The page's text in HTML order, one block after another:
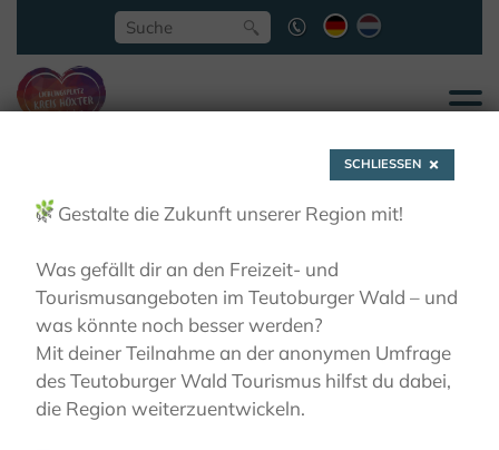
Superfood aus dem
Kulturland
SCHLIESSEN
🌿 Gestalte die Zukunft unserer Region mit!
Was gefällt dir an den Freizeit- und
Tourismusangeboten im Teutoburger Wald – und
was könnte noch besser werden?
Mit deiner Teilnahme an der anonymen Umfrage
des Teutoburger Wald Tourismus hilfst du dabei,
die Region weiterzuentwickeln.